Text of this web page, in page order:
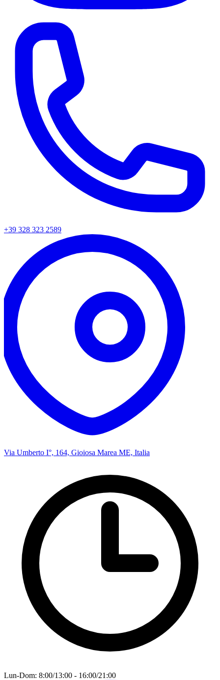
+39 328 323 2589
Via Umberto I°, 164, Gioiosa Marea ME, Italia
Lun-Dom: 8:00/13:00 - 16:00/21:00